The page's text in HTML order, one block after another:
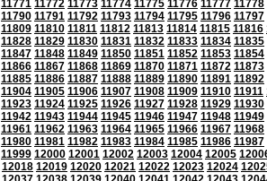
11771 11772 11773 11774 11775 11776 11777 11778
11790 11791 11792 11793 11794 11795 11796 11797
11809 11810 11811 11812 11813 11814 11815 11816
11828 11829 11830 11831 11832 11833 11834 11835
11847 11848 11849 11850 11851 11852 11853 11854
11866 11867 11868 11869 11870 11871 11872 11873
11885 11886 11887 11888 11889 11890 11891 11892
11904 11905 11906 11907 11908 11909 11910 11911
11923 11924 11925 11926 11927 11928 11929 11930
11942 11943 11944 11945 11946 11947 11948 11949
11961 11962 11963 11964 11965 11966 11967 11968
11980 11981 11982 11983 11984 11985 11986 11987
11999 12000 12001 12002 12003 12004 12005
12018 12019 12020 12021 12022 12023 12024